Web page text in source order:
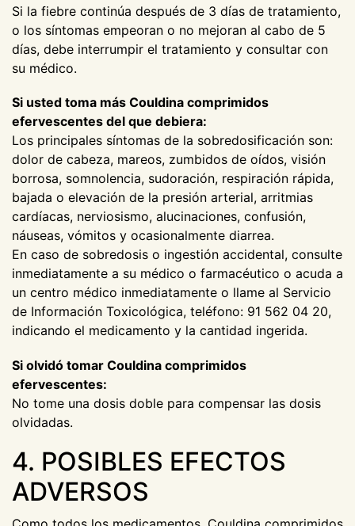
Si la fiebre continúa después de 3 días de tratamiento,
o los síntomas empeoran o no mejoran al cabo de 5
días, debe interrumpir el tratamiento y consultar con
su médico.
Si usted toma más Couldina comprimidos
efervescentes del que debiera:
Los principales síntomas de la sobredosificación son:
dolor de cabeza, mareos, zumbidos de oídos, visión
borrosa, somnolencia, sudoración, respiración rápida,
bajada o elevación de la presión arterial, arritmias
cardíacas, nerviosismo, alucinaciones, confusión,
náuseas, vómitos y ocasionalmente diarrea.
En caso de sobredosis o ingestión accidental, consulte
inmediatamente a su médico o farmacéutico o acuda a
un centro médico inmediatamente o llame al Servicio
de Información Toxicológica, teléfono: 91 562 04 20,
indicando el medicamento y la cantidad ingerida.
Si olvidó tomar Couldina comprimidos
efervescentes:
No tome una dosis doble para compensar las dosis
olvidadas.
4. POSIBLES EFECTOS
ADVERSOS